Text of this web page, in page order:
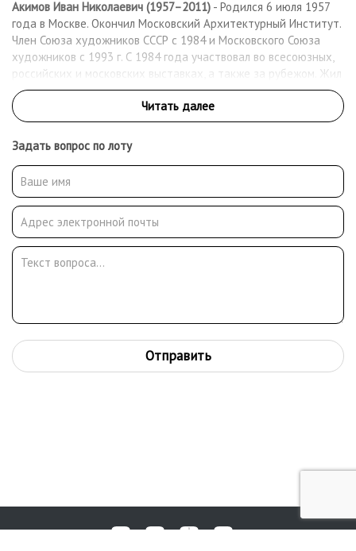
Акимов Иван Николаевич (1957–2011) - Родился 6 июля 1957
года в Москве. Окончил Московский Архитектурный Институт.
Член Союза художников СССР с 1984 и Московского Союза
художников с 1993 г. С 1984 года участвовал во всесоюзных,
российских и московских выставках, а также за рубежом. Жил
и работал в Москве.
Работы находятся в собраниях художественных музеев
Bank, в частных коллекциях в Аргентине, Великобритании,
Германии, Израиле, США, Португалии, России, Финляндии,
Франции и Японии, в том числе в коллекциях Peugeot-
Peyron (Франция), The Earl of Gowrie (Великобритания), W.
Wittrock (Германия), Peter Мах (США), Антонова А. И., Ермакова
Д. Н., Иосифа Кобзона, Стаса Намина (Россия), Natan Zakh
(Израиль).
Задать вопрос по лоту
Отправить